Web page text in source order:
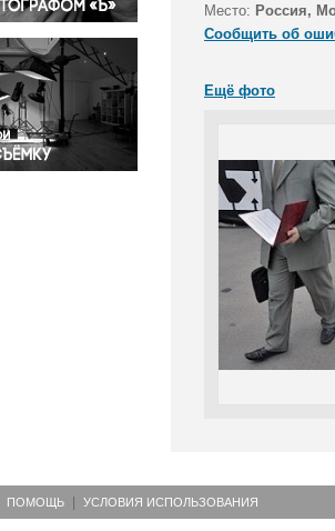
жизнь
и бизнес
Место: Россия,
Сообщить об
Ещё фото
ПОМОЩЬ УСЛОВИЯ ИСПОЛЬЗОВАНИЯ